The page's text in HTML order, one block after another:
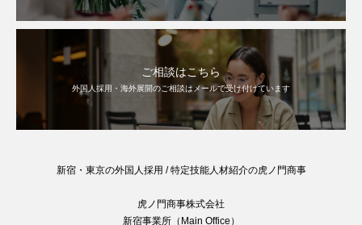
ご相談はこちら
外国人採用・海外展開のご相談はメールで受け付けています
新宿・東京の外国人採用 / 特定技能人材紹介の虎ノ門商事
虎ノ門商事株式会社
新宿事業所（Main Office）